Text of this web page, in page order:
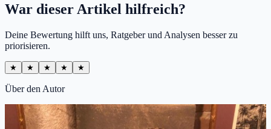
War dieser Artikel hilfreich?
Deine Bewertung hilft uns, Ratgeber und Analysen besser zu
priorisieren.
★ ★ ★ ★ ★
Über den Autor